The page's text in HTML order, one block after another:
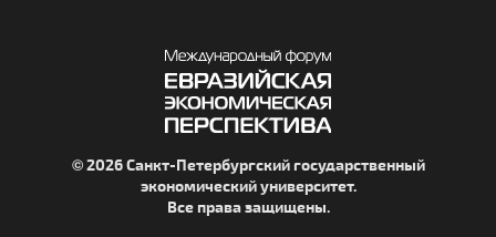
© 2026 Санкт-Петербургский государственный
экономический университет.
Все права защищены.